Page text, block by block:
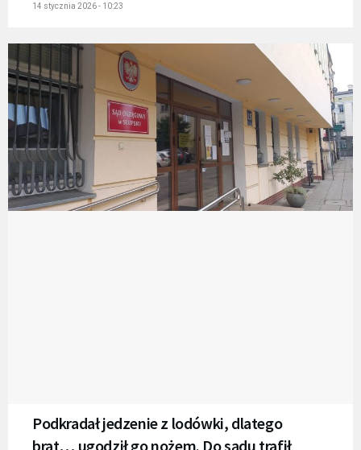
14 stycznia 2026 - 10:23
Podkradał jedzenie z lodówki, dlatego
brat… ugodził go nożem. Do sądu trafił